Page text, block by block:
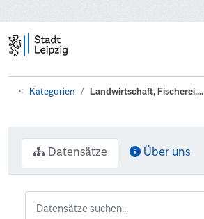
Kategorien Landwirtschaft, Fischerei,...
Datensätze Über uns